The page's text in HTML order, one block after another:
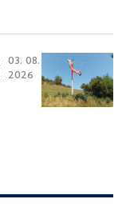
03. 08.
2026